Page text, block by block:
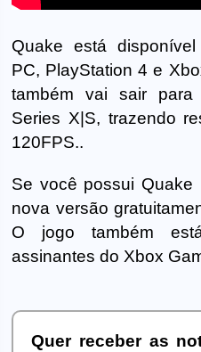
Quake está
PC, PlayStation 4 e
também vai sair
Series X|S, trazendo
120FPS..
Se você possui
nova versão
O jogo também
assinantes do Xbox
Quer receber as